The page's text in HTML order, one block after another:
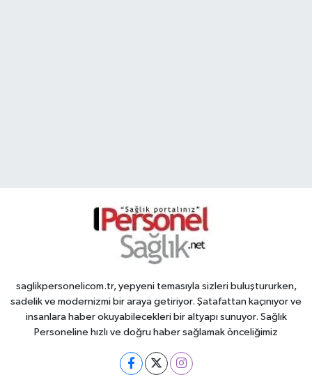
saglikpersonelicom.tr, yepyeni temasıyla sizleri buluştururken,
sadelik ve modernizmi bir araya getiriyor. Şatafattan kaçınıyor ve
insanlara haber okuyabilecekleri bir altyapı sunuyor. Sağlık
Personeline hızlı ve doğru haber sağlamak önceliğimiz